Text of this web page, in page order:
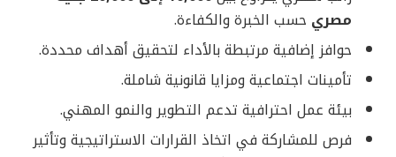
مصري حسب الخبرة والكفاءة.
حوافز إضافية مرتبطة بالأداء لتحقيق أهداف محددة.
تأمينات اجتماعية ومزايا قانونية شاملة.
بيئة عمل احترافية تدعم التطوير والنمو المهني.
فرص للمشاركة في اتخاذ القرارات الاستراتيجية وتأثير